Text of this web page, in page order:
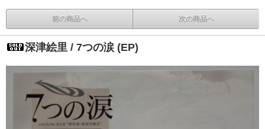
前の商品へ 次の商品へ
深津絵里 / 7つの涙 (EP)